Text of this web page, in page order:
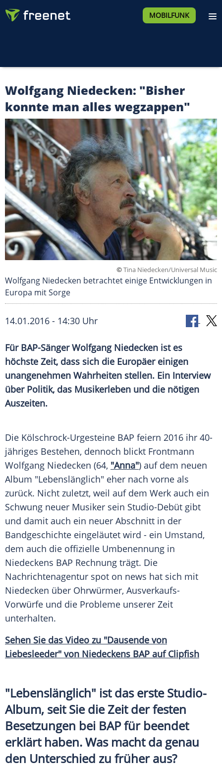
MOBILFUNK
Wolfgang Niedecken: "Bisher
konnte man alles wegzappen"
©Tina Niedecken/Universal Music
Wolfgang Niedecken betrachtet einige Entwicklungen in
Europa mit Sorge
14.01.2016 - 14:30 Uhr
Für BAP-Sänger Wolfgang Niedecken ist es
höchste Zeit, dass sich die Europäer einigen
unangenehmen Wahrheiten stellen. Ein Interview
über Politik, das Musikerleben und die nötigen
Auszeiten.
Die Kölschrock-Urgesteine BAP feiern 2016 ihr 40-
jähriges Bestehen, dennoch blickt Frontmann
Wolfgang Niedecken (64, "Anna") auf dem neuen
Album "Lebenslänglich" eher nach vorne als
zurück. Nicht zuletzt, weil auf dem Werk auch ein
Schwung neuer Musiker sein Studio-Debüt gibt
und damit auch ein neuer Abschnitt in der
Bandgeschichte eingeläutet wird - ein Umstand,
dem auch die offizielle Umbenennung in
Niedeckens BAP Rechnung trägt. Die
Nachrichtenagentur spot on news hat sich mit
Niedecken über Ohrwürmer, Ausverkaufs-
Vorwürfe und die Probleme unserer Zeit
unterhalten.
Sehen Sie das Video zu "Dausende von
Liebesleeder" von Niedeckens BAP auf Clipfish
"Lebenslänglich" ist das erste Studio-
Album, seit Sie die Zeit der festen
Besetzungen bei BAPfür beendet
erklärt haben. Was macht da genau
den Unterschied zu früher aus?